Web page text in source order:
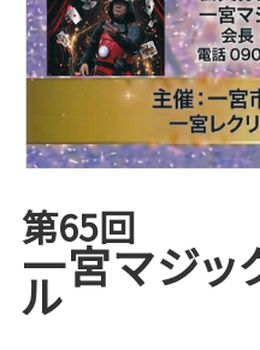
第65回
一宮マジッ
ル